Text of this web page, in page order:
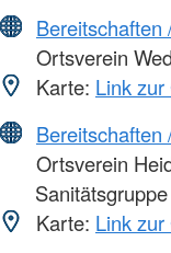
Bereitschaften
Ortsverein
Karte: Link
Bereitschaften
Ortsverein
Sanitätsgruppe
Karte: Link